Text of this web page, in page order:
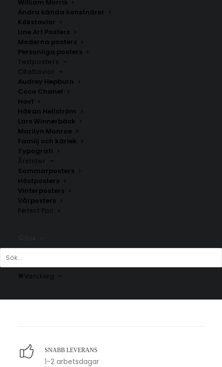
William Morris
Andra kända konstnärer
Kökstavlor
Line Art Posters
Moderna posters
Personliga posters
Textposters
Citattavlor
Audrey Hepburn
Coco Chanel
Hov1
Håkan Hellström
Lars Winnerbäck
Marilyn Monroe
Familj och kärlek
Typografi
Årstider
Sommarposters
Höstposters
Vinterposters
Vårposters
Perfect Pair
Varukorg
Fr.149.00kr
Jordgubbe-poster
SNABB LEVERANS
1-2 arbetsdagar